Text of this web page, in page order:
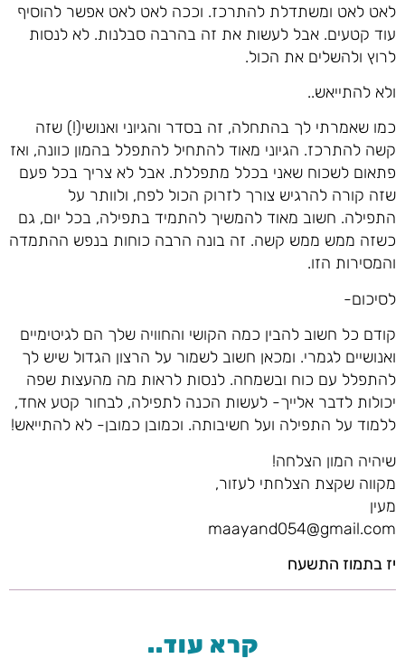
לאט לאט ומשתדלת להתרכז. וככה לאט לאט אפשר להוסיף
עוד קטעים. אבל לעשות את זה בהרבה סבלנות. לא לנסות
לרוץ ולהשלים את הכול.
ולא להתייאש..
כמו שאמרתי לך בהתחלה, זה בסדר והגיוני ואנושי(!) שזה
קשה להתרכז. הגיוני מאוד להתחיל להתפלל בהמון כוונה, ואז
פתאום לשכוח שאני בכלל מתפללת. אבל לא צריך בכל פעם
שזה קורה להרגיש צורך לזרוק הכול לפח, ולוותר על
התפילה. חשוב מאוד להמשיך להתמיד בתפילה, בכל יום, גם
כשזה ממש ממש קשה. זה בונה הרבה כוחות בנפש ההתמדה
והמסירות הזו.
לסיכום-
קודם כל חשוב להבין כמה הקושי והחוויה שלך הם לגיטימיים
ואנושיים לגמרי. ומכאן חשוב לשמור על הרצון הגדול שיש לך
להתפלל עם כוח ובשמחה. לנסות לראות מה מהעצות שפה
יכולות לדבר אלייך- לעשות הכנה לתפילה, לבחור קטע אחד,
ללמוד על התפילה ועל חשיבותה. וכמובן כמובן- לא להתייאש!
שיהיה המון הצלחה!
מקווה שקצת הצלחתי לעזור,
מעין
maayand054@gmail.com
יז בתמוז התשעח
קרא עוד..